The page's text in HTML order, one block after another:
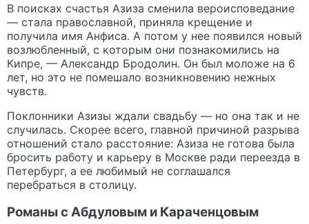
В поисках счастья Азиза сменила вероисповедание
— стала православной, приняла крещение и
получила имя Анфиса. А потом у нее появился новый
возлюбленный, с которым они познакомились на
Кипре, — Александр Бродолин. Он был моложе на 6
лет, но это не помешало возникновению нежных
чувств.
Поклонники Азизы ждали свадьбу — но она так и не
случилась. Скорее всего, главной причиной разрыва
отношений стало расстояние: Азиза не готова была
бросить работу и карьеру в Москве ради переезда в
Петербург, а ее любимый не соглашался
перебраться в столицу.
Романы с Абдуловым и Караченцовым